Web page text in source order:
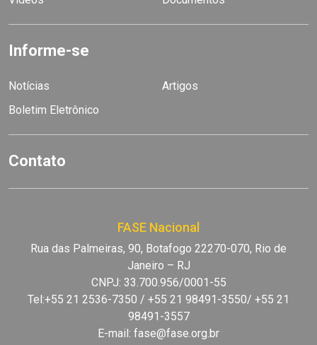
Informe-se
Notícias
Artigos
Boletim Eletrônico
Contato
FASE Nacional
Rua das Palmeiras, 90, Botafogo 22270-070, Rio de
Janeiro – RJ
CNPJ: 33.700.956/0001-55
Tel:+55 21 2536-7350 / +55 21 98491-3550/ +55 21
98491-3557
E-mail: fase@fase.org.br